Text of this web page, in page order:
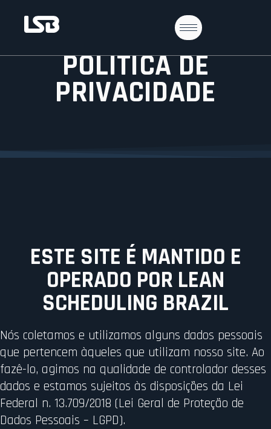
POLÍTICA DE
PRIVACIDADE
ESTE SITE É MANTIDO E
OPERADO POR LEAN
SCHEDULING BRAZIL
Nós coletamos e utilizamos alguns dados pessoais
que pertencem àqueles que utilizam nosso site. Ao
fazê-lo, agimos na qualidade de controlador desses
dados e estamos sujeitos às disposições da Lei
Federal n. 13.709/2018 (Lei Geral de Proteção de
Dados Pessoais – LGPD).